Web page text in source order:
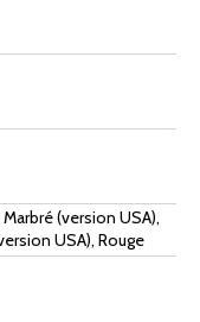
(version USA),
USA), Rouge